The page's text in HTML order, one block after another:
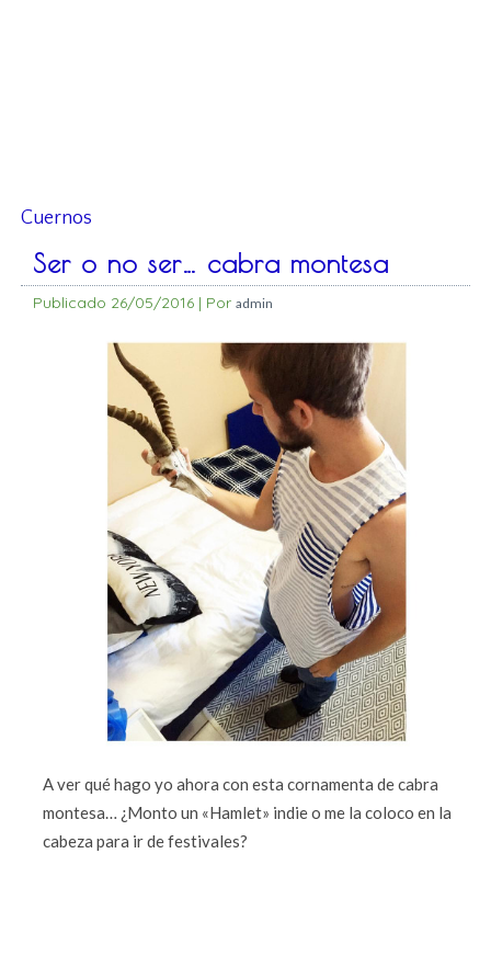
Cuernos
Ser o no ser… cabra montesa
Publicado 26/05/2016 | Por admin
A ver qué hago yo ahora con esta cornamenta de cabra
montesa… ¿Monto un «Hamlet» indie o me la coloco en la
cabeza para ir de festivales?